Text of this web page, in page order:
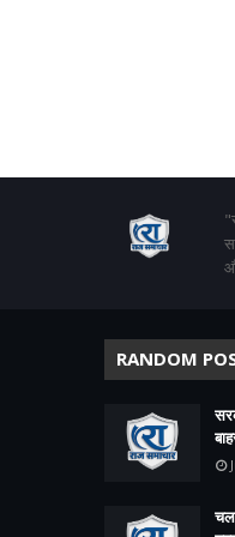
RANDOM